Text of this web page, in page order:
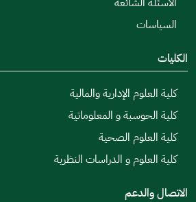
السياسات
الكليات
كلية العلوم الإدارية والمالية
كلية الحوسبة و المعلوماتية
كلية العلوم الصحية
كلية العلوم و الدراسات النظرية
الاتصال والدعم